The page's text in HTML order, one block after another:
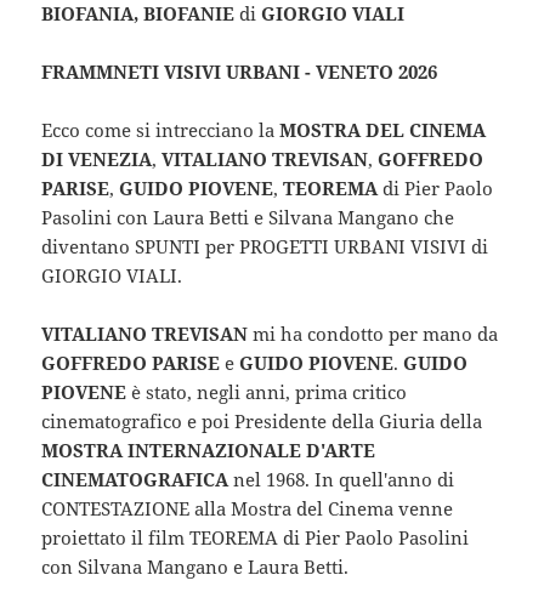
BIOFANIA, BIOFANIE diGIORGIO VIALI
FRAMMNETI VISIVI URBANI - VENETO 2026
Ecco come si intrecciano laMOSTRA DEL CINEMA
DI VENEZIA,VITALIANO TREVISAN,GOFFREDO
PARISE,GUIDO PIOVENE,TEOREMAdi Pier Paolo
Pasolini con Laura Betti e Silvana Mangano che
diventano SPUNTI per PROGETTI URBANI VISIVI di
GIORGIO VIALI.
VITALIANO TREVISAN mi ha condotto per mano da
GOFFREDO PARISE eGUIDO PIOVENE.GUIDO
PIOVENE è stato, negli anni, prima critico
cinematografico e poi Presidente della Giuria della
MOSTRA INTERNAZIONALE D'ARTE
CINEMATOGRAFICAnel 1968. In quell'anno di
CONTESTAZIONE alla Mostra del Cinema venne
proiettato il film TEOREMA di Pier Paolo Pasolini
con Silvana Mangano e Laura Betti.